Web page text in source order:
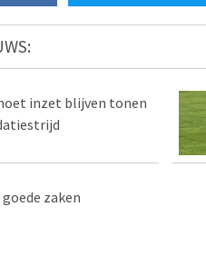
inzet blijven tonen
goede zaken